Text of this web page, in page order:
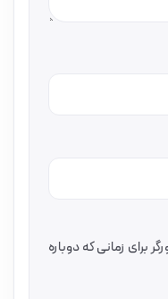
برای زمانی که دوباره